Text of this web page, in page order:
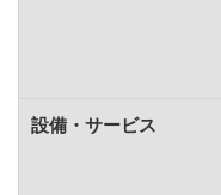
設備・サービス